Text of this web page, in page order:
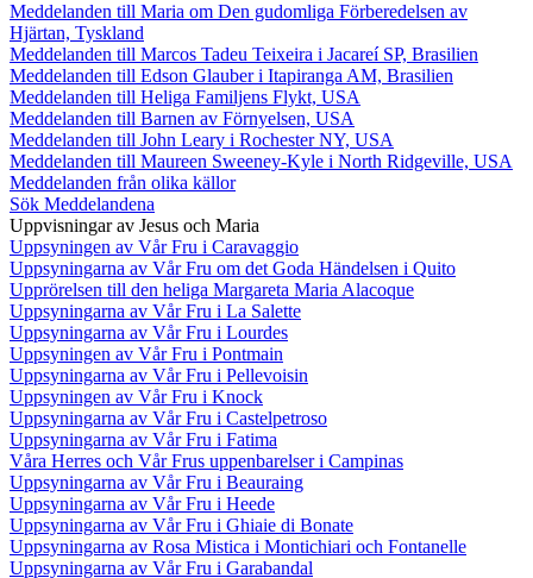
Meddelanden till Maria om Den gudomliga Förberedelsen av
Hjärtan, Tyskland
Meddelanden till Marcos Tadeu Teixeira i Jacareí SP, Brasilien
Meddelanden till Edson Glauber i Itapiranga AM, Brasilien
Meddelanden till Heliga Familjens Flykt, USA
Meddelanden till Barnen av Förnyelsen, USA
Meddelanden till John Leary i Rochester NY, USA
Meddelanden till Maureen Sweeney-Kyle i North Ridgeville, USA
Meddelanden från olika källor
Sök Meddelandena
Uppvisningar av Jesus och Maria
Uppsyningen av Vår Fru i Caravaggio
Uppsyningarna av Vår Fru om det Goda Händelsen i Quito
Upprörelsen till den heliga Margareta Maria Alacoque
Uppsyningarna av Vår Fru i La Salette
Uppsyningarna av Vår Fru i Lourdes
Uppsyningen av Vår Fru i Pontmain
Uppsyningarna av Vår Fru i Pellevoisin
Uppsyningen av Vår Fru i Knock
Uppsyningarna av Vår Fru i Castelpetroso
Uppsyningarna av Vår Fru i Fatima
Våra Herres och Vår Frus uppenbarelser i Campinas
Uppsyningarna av Vår Fru i Beauraing
Uppsyningarna av Vår Fru i Heede
Uppsyningarna av Vår Fru i Ghiaie di Bonate
Uppsyningarna av Rosa Mistica i Montichiari och Fontanelle
Uppsyningarna av Vår Fru i Garabandal